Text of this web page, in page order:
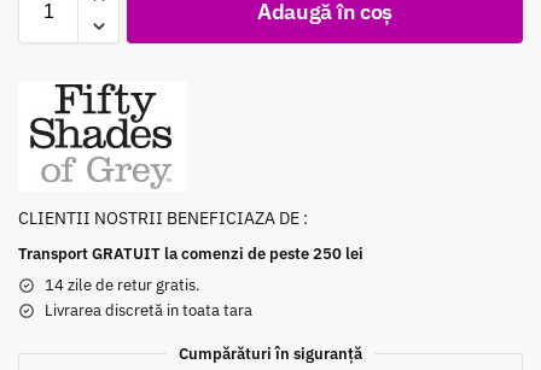
Adaugă în coș
CLIENTII NOSTRII BENEFICIAZA DE :
Transport GRATUIT la comenzi de peste 250 lei
14 zile de retur gratis.
Livrarea discretă in toata tara
Cumpărături în siguranță